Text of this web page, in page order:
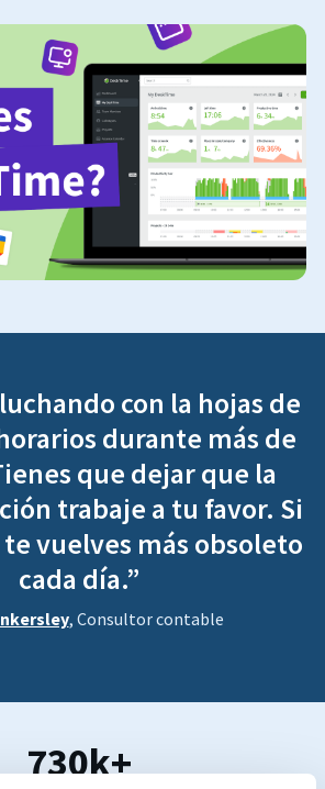
con la hojas de
durante más de
que dejar que la
trabaje a tu favor. Si
te vuelves más obsoleto
cada día.”
, Consultor contable
730k+